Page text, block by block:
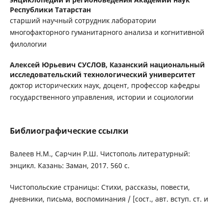
Республики Татарстан
старший научный сотрудник лаборатории
многофакторного гуманитарного анализа и когнитивной
филологии
Алексей Юрьевич СУСЛОВ, Казанский национальный
исследовательский технологический университет
доктор исторических наук, доцент, профессор кафедры
государственного управления, истории и социологии
Библиографические ссылки
Валеев Н.М., Сарчин Р.Ш. Чистополь литературный:
энцикл. Казань: Заман, 2017. 560 с.
Чистопольские страницы: Стихи, рассказы, повести,
дневники, письма, воспоминания / [сост., авт. вступ. ст. и